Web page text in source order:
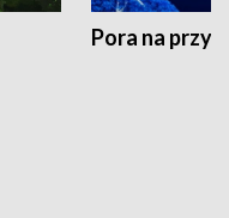
Pora na